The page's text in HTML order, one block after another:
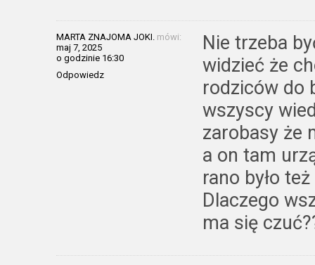
MARTA ZNAJOMA JOKI. mówi:
maj 7, 2025
o godzinie 16:30
Odpowiedz
Nie trzeba
widzieć że
rodziców do
wszyscy
zarobasy że
a on tam
rano było
Dlaczego
ma się